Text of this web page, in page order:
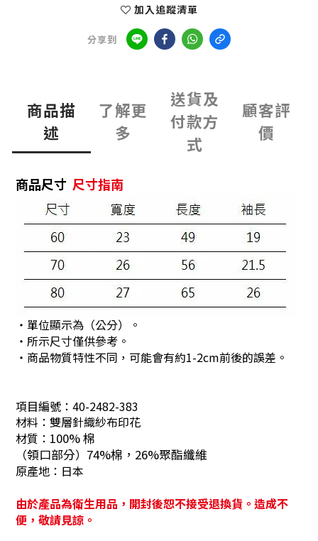
加入追蹤清單
分享到
商品描
述
了解更
多
送貨及
付款方
式
顧客評
價
商品尺寸 尺寸指南
・單位顯示為（公分）。
・所示尺寸僅供參考。
・商品物質特性不同，可能會有約1-2cm前後的誤差。
項目編號： 40-2482-383
材料： 雙層針織紗布印花
材質： 100% 棉
（領口部分） 74%棉，26%聚酯纖維
原產地： 日本
由於產品為衛生用品，開封後恕不接受退換貨。造成不
便，敬請見諒。